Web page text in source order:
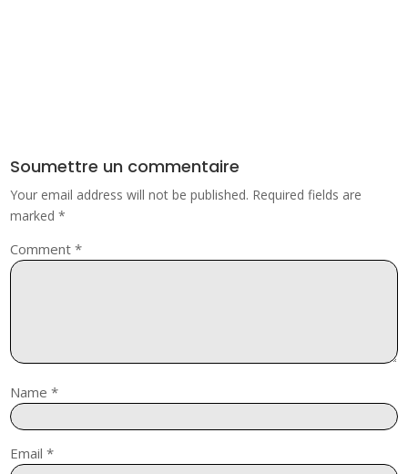
Soumettre un commentaire
Your email address will not be published. Required fields are
marked*
Comment*
Name*
Email*